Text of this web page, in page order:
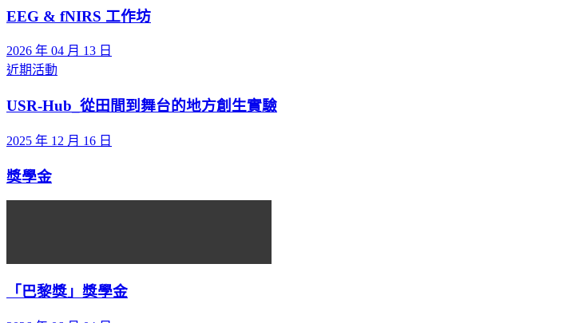
EEG & fNIRS 工作坊
2026 年 04 月 13 日
近期活動
USR-Hub_從田間到舞台的地方創生實驗
2025 年 12 月 16 日
獎學金
「巴黎獎」獎學金